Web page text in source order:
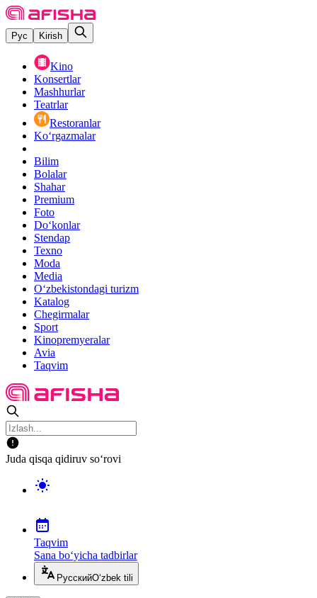
Рус Kirish
Kino
Konsertlar
Mashhurlar
Teatrlar
Restoranlar
Ko‘rgazmalar
Bilim
Bolalar
Shahar
Premium
Foto
Do‘konlar
Stendap
Texno
Moda
Media
O‘zbekistondagi turizm
Katalog
Chegirmalar
Sport
Kinopremyeralar
Avia
Taqvim
Juda qisqa qidiruv so‘rovi
Taqvim
Sana bo‘yicha tadbirlar
РусскийO‘zbek tili